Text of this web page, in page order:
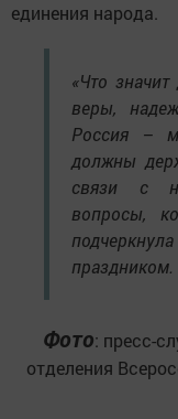
единения народа.
«Что
веры,
Россия –
должны
связи с
вопросы,
праздником.
Фото: пресс-
отделения